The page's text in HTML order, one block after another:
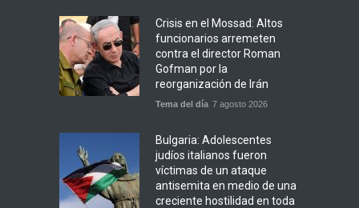
Crisis en el Mossad: Altos
funcionarios arremeten
contra el director Roman
Gofman por la
reorganización de Irán
Tema del día 7 agosto 2026
Bulgaria: Adolescentes
judíos italianos fueron
víctimas de un ataque
antisemita en medio de una
creciente hostilidad en toda